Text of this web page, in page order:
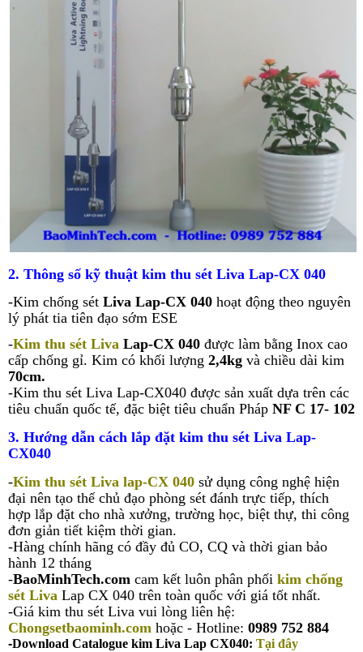
2. Thông số kỹ thuật kim thu sét Liva Lap-CX 040
-Kim chống sét Liva Lap-CX 040 hoạt động theo nguyên
lý phát tia tiên đạo sớm ESE
-Kim thu sét Liva Lap-CX 040 được làm bằng Inox cao
cấp chống gỉ. Kim có khối lượng 2,4kg và chiều dài kim
70cm.
-Kim thu sét Liva Lap-CX040 được sản xuất dựa trên các
tiêu chuẩn quốc tế, đặc biệt tiêu chuẩn Pháp NF C 17- 102
3. Hướng dẫn cách lắp đặt kim thu sét Liva Lap-
CX040
-Kim thu sét Liva lap-CX 040 sử dụng công nghệ hiện
đại nên tạo thế chủ đạo phòng sét đánh trực tiếp, thích
hợp lắp đặt cho nhà xưởng, trường học, biệt thự, thi công
đơn giản tiết kiệm thời gian.
-Hàng chính hãng có đầy đủ CO, CQ và thời gian bảo
hành 12 tháng
-BaoMinhTech.com cam kết luôn phân phối kim chống
sét Liva Lap CX 040 trên toàn quốc với giá tốt nhất.
-Giá kim thu sét Liva vui lòng liên hệ:
Chongsetbaominh.com hoặc - Hotline: 0989 752 884
-Download Catalogue kim Liva Lap CX040: Tại đây